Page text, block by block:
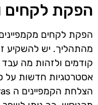
הפקת לקחים
הפקת לקחים
מהתהליך. יש להשקיע
קודמים ולזהות מה עבד
אסטרטגיות חדשות על